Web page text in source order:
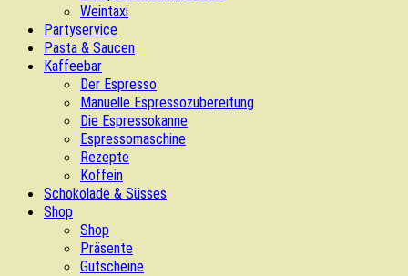
Weintaxi
Partyservice
Pasta & Saucen
Kaffeebar
Der Espresso
Manuelle Espressozubereitung
Die Espressokanne
Espressomaschine
Rezepte
Koffein
Schokolade & Süsses
Shop
Shop
Präsente
Gutscheine